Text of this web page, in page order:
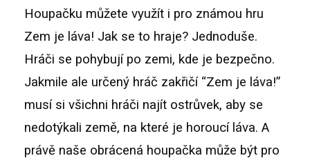
Houpačku můžete využít i pro známou hru
Zem je láva! Jak se to hraje? Jednoduše.
Hráči se pohybují po zemi, kde je bezpečno.
Jakmile ale určený hráč zakřičí “Zem je láva!”
musí si všichni hráči najít ostrůvek, aby se
nedotýkali země, na které je horoucí láva. A
právě naše obrácená houpačka může být pro